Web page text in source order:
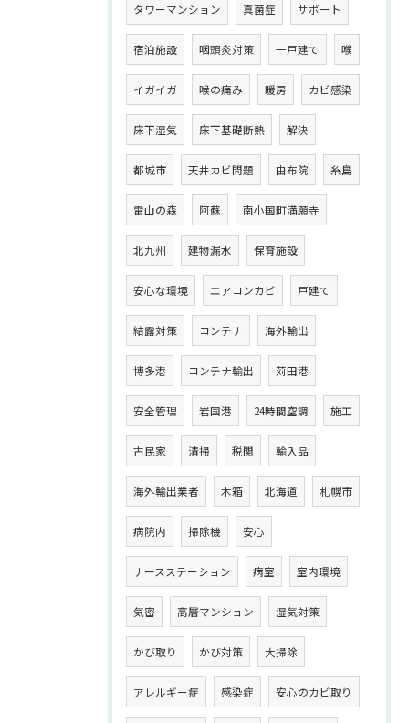
タワーマンション 真菌症 サポート
宿泊施設 咽頭炎対策 一戸建て 喉
イガイガ 喉の痛み 暖房 カビ感染
床下湿気 床下基礎断熱 解決
都城市 天井カビ問題 由布院 糸島
雷山の森 阿蘇 南小国町満願寺
北九州 建物漏水 保育施設
安心な環境 エアコンカビ 戸建て
結露対策 コンテナ 海外輸出
博多港 コンテナ輸出 苅田港
安全管理 岩国港 24時間空調 施工
古民家 清掃 税関 輸入品
海外輸出業者 木箱 北海道 札幌市
病院内 掃除機 安心
ナースステーション 病室 室内環境
気密 高層マンション 湿気対策
かび取り かび対策 大掃除
アレルギー症 感染症 安心のカビ取り